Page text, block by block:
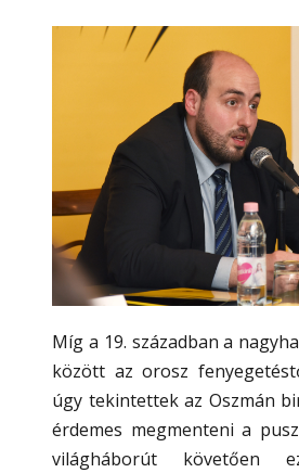
Míg a 19. században a
között az orosz
úgy tekintettek az Oszmán
érdemes megmenteni a
világháborút követően